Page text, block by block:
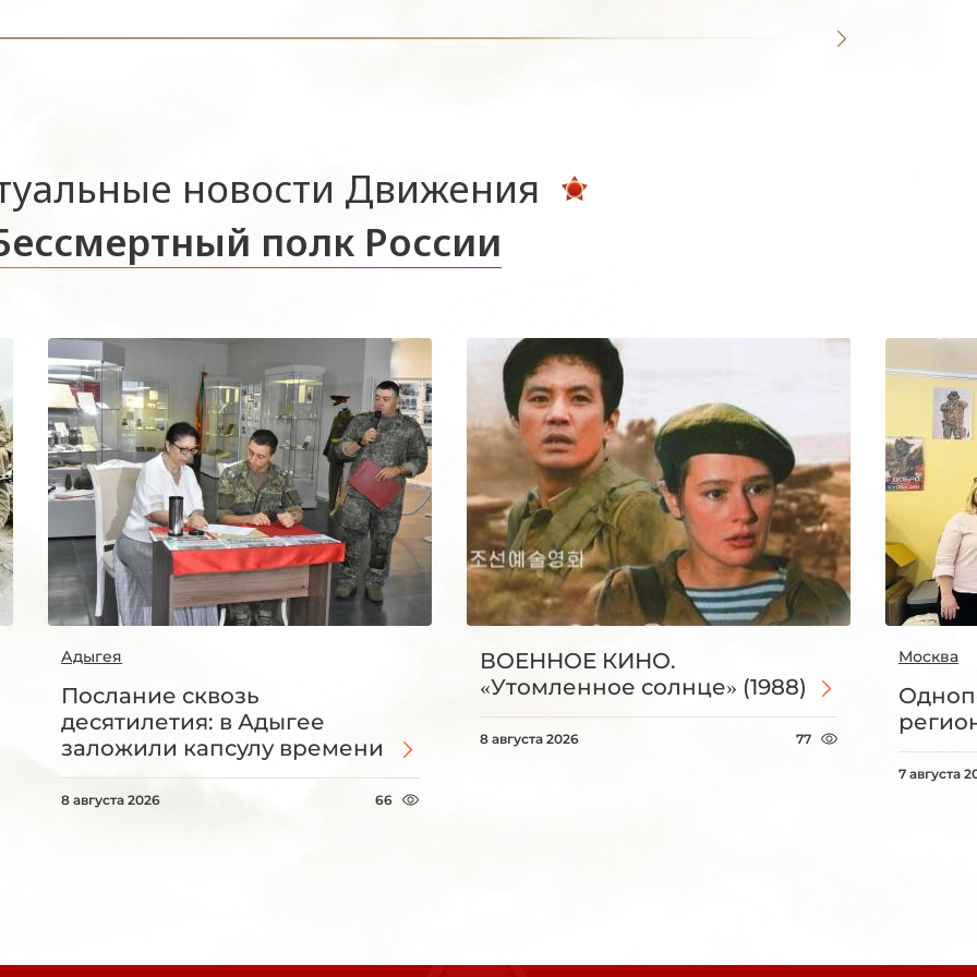
новости Движения
полк России
Адыгея
Послание сквозь
десятилетия: в Адыгее
заложили капсулу времени
8 августа 2026 66
ВОЕННОЕ КИНО.
«Утомленное солнце» (1988)
8 августа 2026 77
Москва
7 августа